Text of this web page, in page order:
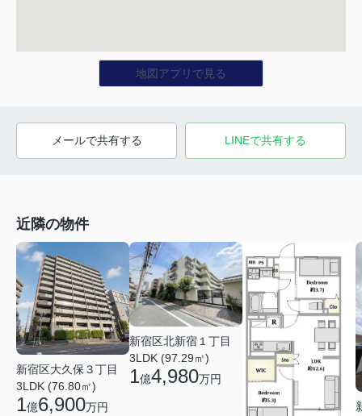
地図アプリで見る
メールで共有する LINEで共有する
近隣の物件
新宿区大久保３丁目
3LDK (76.80㎡)
1億6,900万円
新宿区北新宿１丁目
3LDK (97.29㎡)
1億4,980万円